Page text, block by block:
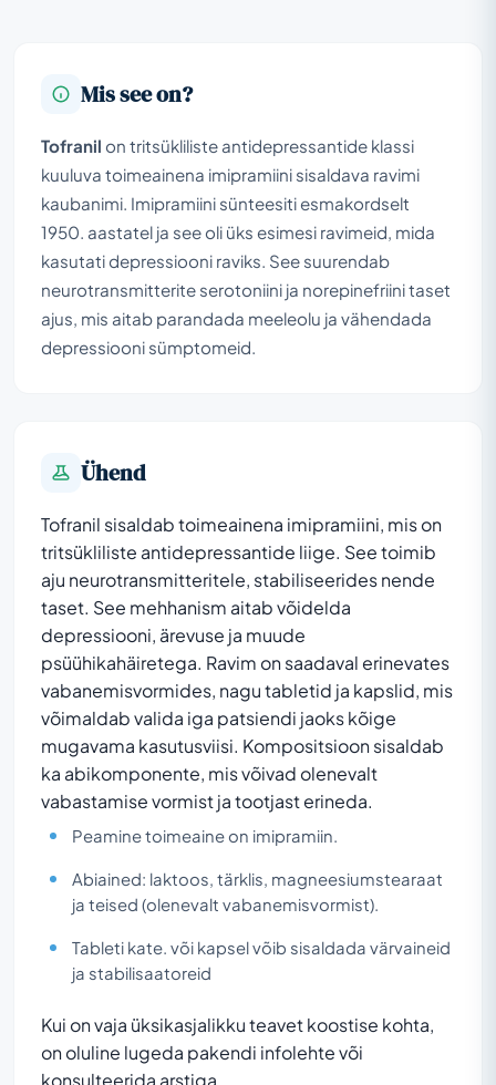
Mis see on?
Tofranil on tritsükliliste antidepressantide klassi
kuuluva toimeainena imipramiini sisaldava ravimi
kaubanimi. Imipramiini sünteesiti esmakordselt
1950. aastatel ja see oli üks esimesi ravimeid, mida
kasutati depressiooni raviks. See suurendab
neurotransmitterite serotoniini ja norepinefriini taset
ajus, mis aitab parandada meeleolu ja vähendada
depressiooni sümptomeid.
Ühend
Tofranil sisaldab toimeainena imipramiini, mis on
tritsükliliste antidepressantide liige. See toimib
aju neurotransmitteritele, stabiliseerides nende
taset. See mehhanism aitab võidelda
depressiooni, ärevuse ja muude
psüühikahäiretega. Ravim on saadaval erinevates
vabanemisvormides, nagu tabletid ja kapslid, mis
võimaldab valida iga patsiendi jaoks kõige
mugavama kasutusviisi. Kompositsioon sisaldab
ka abikomponente, mis võivad olenevalt
vabastamise vormist ja tootjast erineda.
Peamine toimeaine on imipramiin.
Abiained: laktoos, tärklis, magneesiumstearaat
ja teised (olenevalt vabanemisvormist).
Tableti kate. või kapsel võib sisaldada värvaineid
ja stabilisaatoreid
Kui on vaja üksikasjalikku teavet koostise kohta,
on oluline lugeda pakendi infolehte või
konsulteerida arstiga.